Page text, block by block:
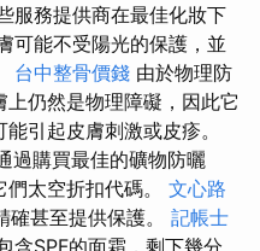
服務提供商在最佳化妝下
可能不受陽光的保護，並
台中整骨價錢 由於物理防
仍然是物理障礙，因此它
引起皮膚刺激或皮疹。
過購買最佳的礦物防曬
太空折扣代碼。 文心路
確甚至提供保護。 記帳士
含SPF的面霜，剩下幾分